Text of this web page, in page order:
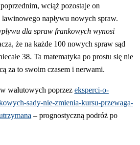
wciąż pozostaje on
napływu nowych spraw.
dla spraw frankowych wynosi
że na każde 100 nowych spraw sąd
38. Ta matematyka po prostu się nie
za to swoim czasem i nerwami.
walutowych poprzez eksperci-o-
sady-nie-zmienia-kursu-przewaga-
– prognostyczną podróż po